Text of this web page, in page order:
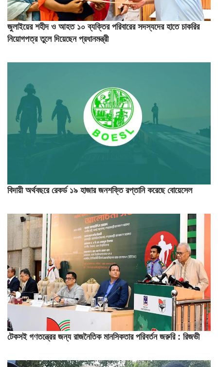
জুলাইয়ের শহীদ ও আহত ১০ ব্যক্তির পরিবারের সদস্যদের হাতে চাকরির
নিয়োগপত্র তুলে দিয়েছেন প্রধানমন্ত্রী
বিদায়ী অর্থবছরে রেকর্ড ১৯ হাজার জনশক্তি রপ্তানি করেছে বোয়েসেল
টেকসই গণতন্ত্রের জন্য রাজনৈতিক মানসিকতার পরিবর্তন জরুরি : রিজভী